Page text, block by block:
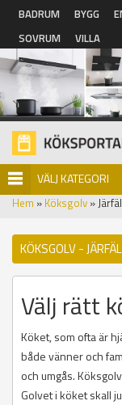
Hoppa till huvudinnehåll
BADRUM BYGG
SOVRUM
VILLA
VÄLJ KATEGORI
Hem » Köksgolv »
KÖKSGOLV -
Välj rätt
Köket, som ofta är
både vänner och
och umgås.
Golvet i köket skall